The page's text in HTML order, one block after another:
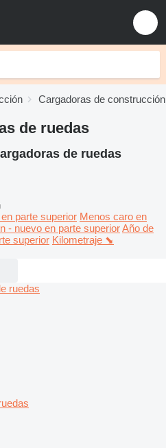
Cargadoras de construcción
de ruedas
de ruedas
parte superior Menos caro en
- nuevo en parte superiorAño de
superior Kilometraje ⬊